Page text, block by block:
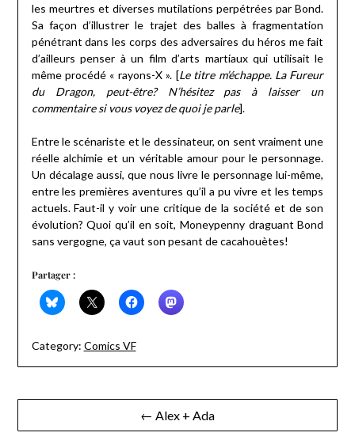
les meurtres et diverses mutilations perpétrées par Bond.
Sa façon d’illustrer le trajet des balles à fragmentation
pénétrant dans les corps des adversaires du héros me fait
d’ailleurs penser à un film d’arts martiaux qui utilisait le
même procédé « rayons-X ». [Le titre m’échappe. La Fureur
du Dragon, peut-être? N’hésitez pas à laisser un
commentaire si vous voyez de quoi je parle].
Entre le scénariste et le dessinateur, on sent vraiment une
réelle alchimie et un véritable amour pour le personnage.
Un décalage aussi, que nous livre le personnage lui-même,
entre les premières aventures qu’il a pu vivre et les temps
actuels. Faut-il y voir une critique de la société et de son
évolution? Quoi qu’il en soit, Moneypenny draguant Bond
sans vergogne, ça vaut son pesant de cacahouètes!
Partager :
Category: Comics VF
Navigation
de
← Alex + Ada